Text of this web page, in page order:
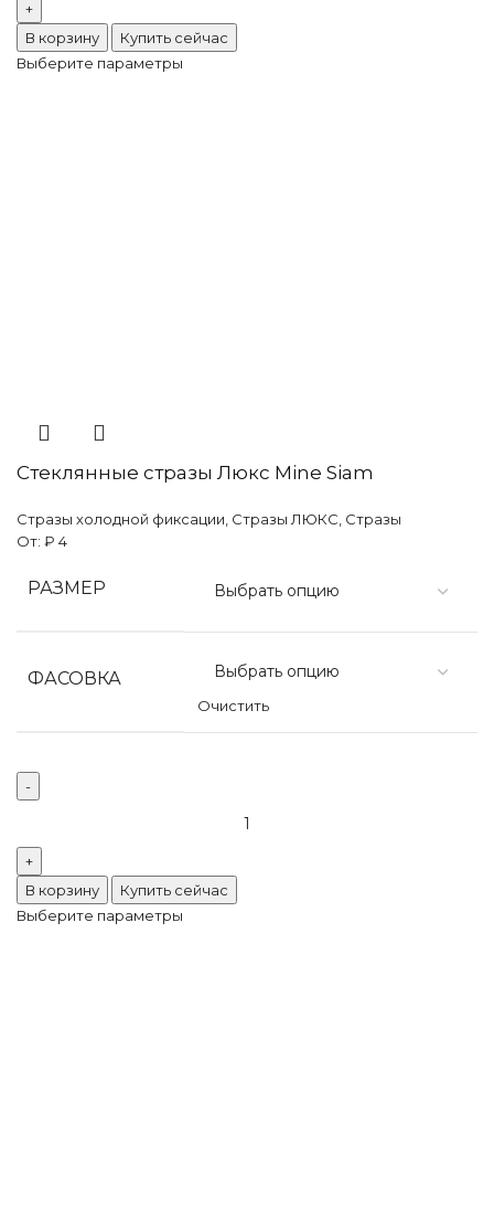
В корзину
Купить сейчас
Выберите параметры
Стеклянные стразы Люкс Mine Siam
Стразы холодной фиксации Стразы ЛЮКС Стразы
От: ₽ 4
РАЗМЕР
ФАСОВКА
Очистить
В корзину
Купить сейчас
Выберите параметры